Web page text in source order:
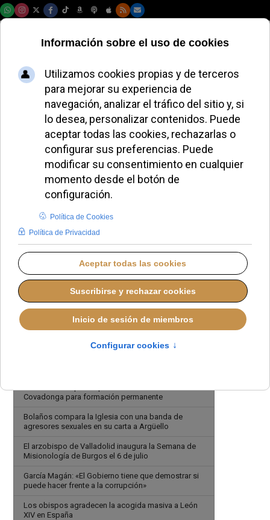
Conferencia Episcopal
Española
Introduzca parte del título
Filtrar Limpiar
Cantidad a
El Papa centra su intención mensual en la
evangelización urbana
450 solicitudes de víctimas de abusos en el
Defensor del Pueblo
Encuentro de Laicos reúne a 1.200 participantes en
Málaga
El 97% de los asistentes a la visita del Papa León
XIV valora positivamente la experiencia
Los obispos españoles felicitan a la selección
Covadonga para formación permanente
Bolaños compara la Iglesia con una banda de
agresores sexuales en su carta a Argüello
El arzobispo de Valladolid inaugura la Semana de
Misionología de Burgos el 6 de julio
García Magán: «El Gobierno tiene que demostrar si
puede hacer frente a la corrupción»
Los obispos agradecen la acogida masiva a León
XIV en España